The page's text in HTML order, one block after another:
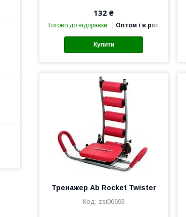
132 ₴
Готово до відправки Оптом і в роздріб
Купити
Тренажер Ab Rocket Twister
zst00693